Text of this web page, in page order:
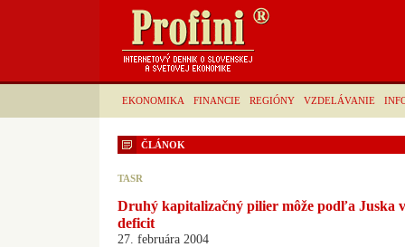
EKONOMIKA FINANCIE REGIÓNY VZDELÁVANIE
ČLÁNOK
TASR
Druhý kapitalizačný pilier môže podľa Juska
deficit
27. februára 2004